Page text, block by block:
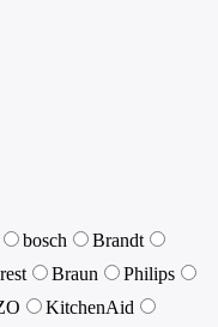
bosch
Brandt
Braun
Philips
KitchenAid